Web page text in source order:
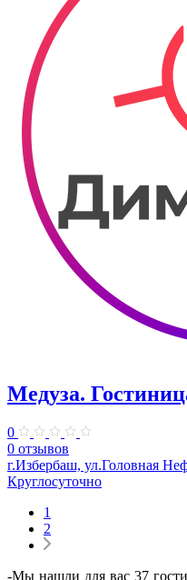
Медуза.
0
0 отзывов
г.Избербаш, ул.Головная
Круглосуточно
1
2
-Мы нашли для вас 37